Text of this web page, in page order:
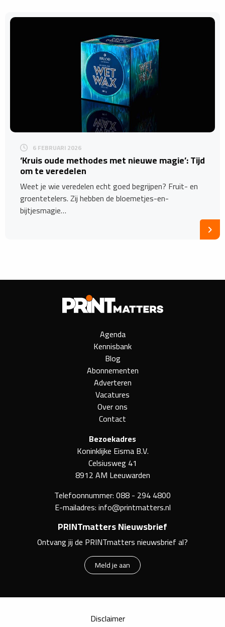
6 FEBRUARI 2026
‘Kruis oude methodes met nieuwe magie’: Tijd
om te veredelen
Weet je wie veredelen echt goed begrijpen? Fruit- en
groentetelers. Zij hebben de bloemetjes-en-
bijtjesmagie…
Agenda
Kennisbank
Blog
Abonnementen
Adverteren
Vacatures
Over ons
Contact
Bezoekadres
Koninklijke Eisma B.V.
Celsiusweg 41
8912 AM Leeuwarden
Telefoonnummer:088 - 294 4800
E-mailadres:info@printmatters.nl
PRINTmatters Nieuwsbrief
Ontvang jij de PRINTmatters nieuwsbrief al?
Meld je aan
Disclaimer